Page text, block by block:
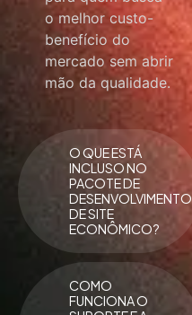
o melhor custo-
benefício do
mercado sem abrir
mão da qualidade.
O QUE ESTÁ
INCLUSO NO
PACOTE DE
DESENVOLVIMENTO
DE SITE
ECONÔMICO?
COMO
FUNCIONA O